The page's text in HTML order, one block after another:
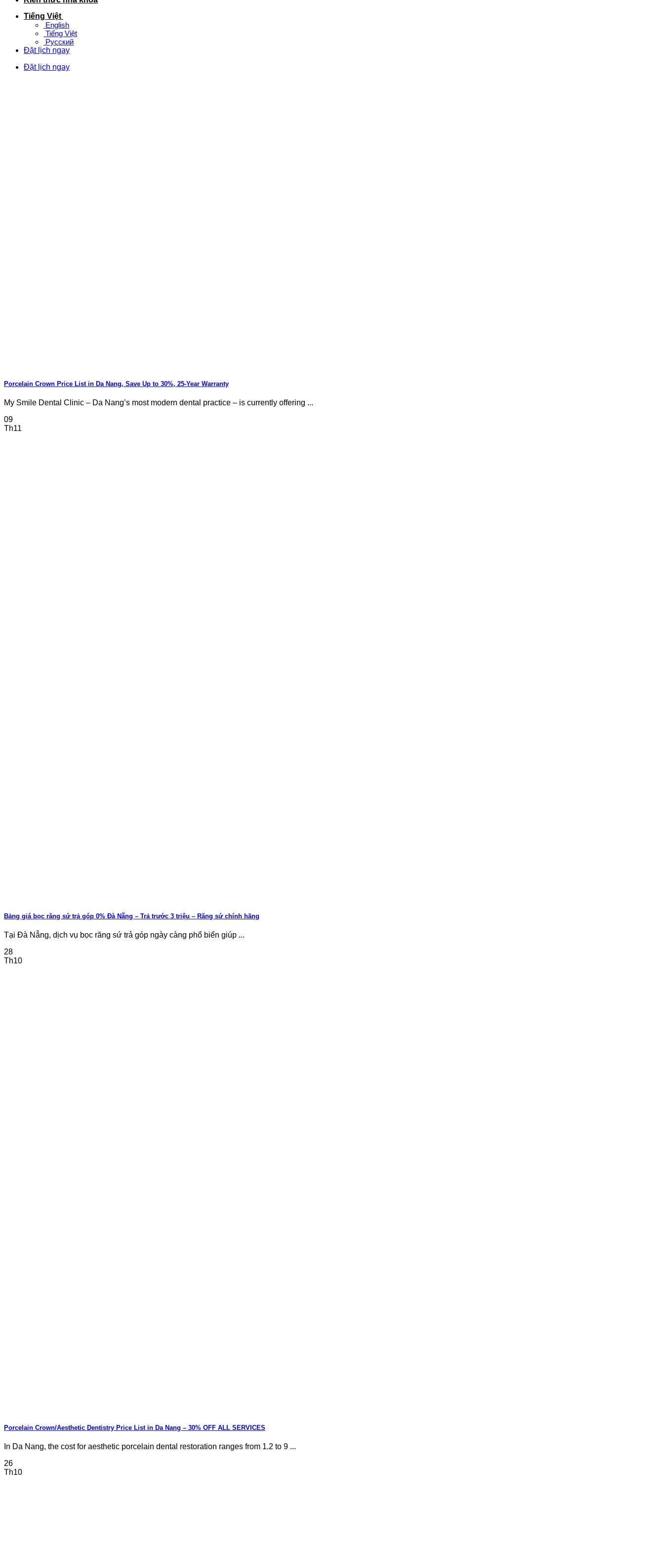
Tiếng Việt
English
Tiếng Việt
Русский
Đặt lịch ngay
Đặt lịch ngay
Porcelain Crown Price List in Da Nang, Save Up to 30%, 25-Year Warranty
My Smile Dental Clinic – Da Nang’s most modern dental practice – is currently offering ...
09
Th11
Bảng giá bọc răng sứ trả góp 0% Đà Nẵng – Trả trước 3 triệu – Răng sứ chính hãng
Tại Đà Nẵng, dịch vụ bọc răng sứ trả góp ngày càng phổ biến giúp ...
28
Th10
Porcelain Crown/Aesthetic Dentistry Price List in Da Nang – 30% OFF ALL SERVICES
In Da Nang, the cost for aesthetic porcelain dental restoration ranges from 1.2 to 9 ...
26
Th10